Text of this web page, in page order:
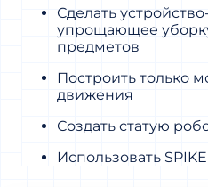
Сделать
упрощающее
предметов
Построить только
движения
Создать статую
Использовать